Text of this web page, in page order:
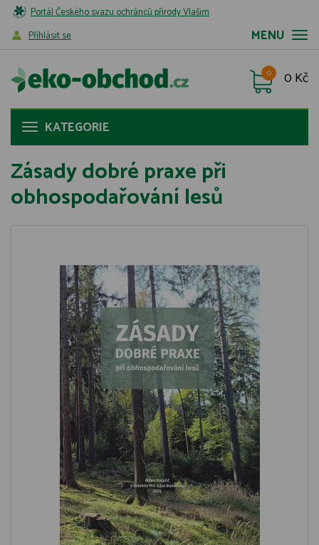
Portál Českého svazu ochránců přírody Vlašim
MENU
Příhlásit se
0 Kč
0
KATEGORIE
Zásady dobré praxe při
obhospodařování lesů